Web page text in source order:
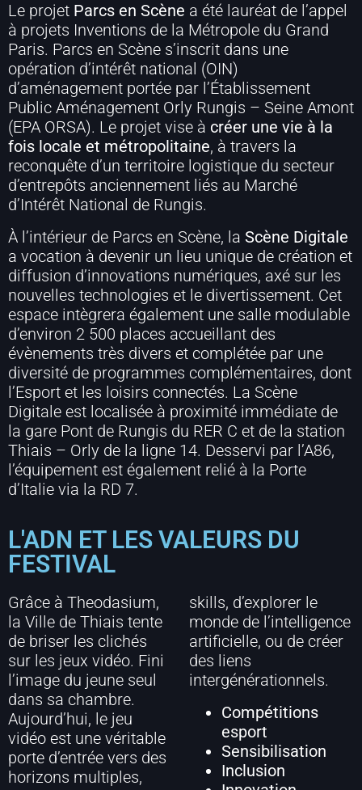
Le projet Parcs en Scène a été lauréat de l’appel
à projets Inventions de la Métropole du Grand
Paris. Parcs en Scène s’inscrit dans une
opération d’intérêt national (OIN)
d’aménagement portée par l’Établissement
Public Aménagement Orly Rungis – Seine Amont
(EPA ORSA). Le projet vise à créer une vie à la
fois locale et métropolitaine, à travers la
reconquête d’un territoire logistique du secteur
d’entrepôts anciennement liés au Marché
d’Intérêt National de Rungis.
À l’intérieur de Parcs en Scène, la Scène Digitale
a vocation à devenir un lieu unique de création et
diffusion d’innovations numériques, axé sur les
nouvelles technologies et le divertissement. Cet
espace intègrera également une salle modulable
d’environ 2 500 places accueillant des
évènements très divers et complétée par une
diversité de programmes complémentaires, dont
l’Esport et les loisirs connectés. La Scène
Digitale est localisée à proximité immédiate de
la gare Pont de Rungis du RER C et de la station
Thiais – Orly de la ligne 14. Desservi par l’A86,
l’équipement est également relié à la Porte
d’Italie via la RD 7.
L'ADN ET LES VALEURS DU
FESTIVAL
Grâce à Theodasium,
la Ville de Thiais tente
de briser les clichés
sur les jeux vidéo. Fini
l’image du jeune seul
dans sa chambre.
Aujourd’hui, le jeu
vidéo est une véritable
porte d’entrée vers des
horizons multiples,
skills, d’explorer le
monde de l’intelligence
artificielle, ou de créer
des liens
intergénérationnels.
Compétitions
esport
Sensibilisation
Inclusion